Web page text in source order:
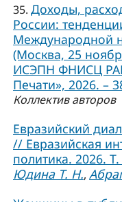
35. Доходы,
России:
Международной
(Москва, 25
ИСЭПН ФНИСЦ
Печати», 2026. –
Коллектив авторов
Евразийский
// Евразийская
политика. 2026.
Юдина Т. Н.,